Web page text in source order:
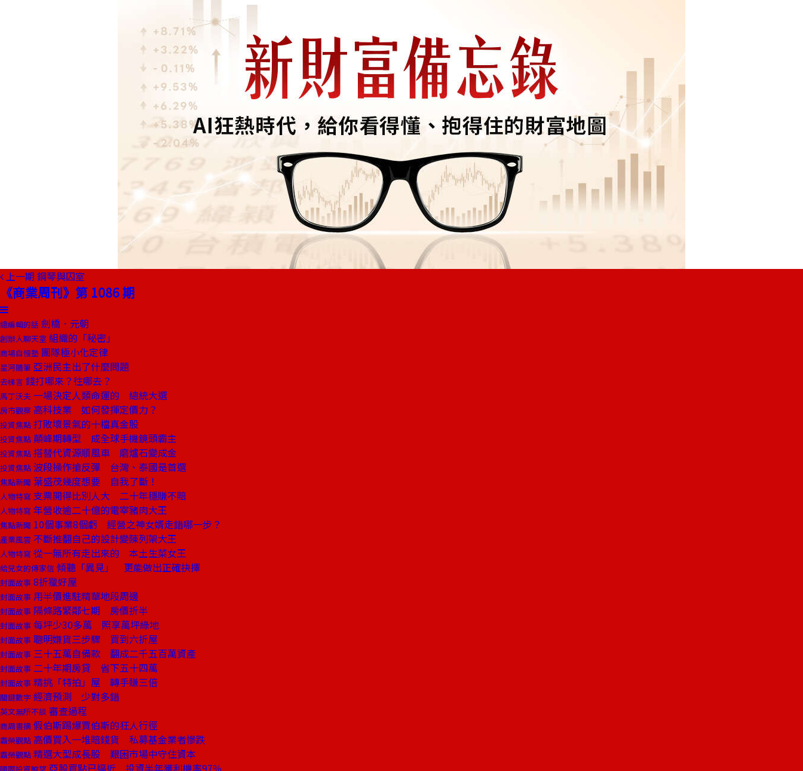
上一期 鋼琴與囚室
《商業周刊》第 1086 期
總編輯的話 劍橋．元朝
創辦人聊天室 組織的「秘密」
商場自慢塾 團隊極小化定律
星河隨筆 亞洲民主出了什麼問題
去梯言 錢打哪來？往哪去？
馬丁沃夫 一場決定人類命運的 總統大選
房市觀察 高科技業 如何發揮定價力？
投資焦點 打敗壞景氣的十檔真金股
投資焦點 顛峰期轉型 成全球手機鏡頭霸主
投資焦點 搭替代資源順風車 磨爐石變成金
投資焦點 波段操作搶反彈 台灣、泰國是首選
焦點新聞 葉盛茂幾度想要 自我了斷！
人物特寫 支票開得比別人大 二十年穩賺不賠
人物特寫 年營收逾二十億的電宰豬肉大王
焦點新聞 10個事業8個虧 經營之神女婿走錯哪一步？
產業風雲 不斷推翻自己的設計變陳列架大王
人物特寫 從一無所有走出來的 本土生菜女王
給兒女的傳家信 傾聽「異見」 更能做出正確抉擇
封面故事 8折獵好屋
封面故事 用半價進駐精華地段周邊
封面故事 隔條路緊鄰七期 房價折半
封面故事 每坪少30多萬 照享萬坪綠地
封面故事 聰明嫌貨三步驟 買到六折屋
封面故事 三十五萬自備款 翻成二千五百萬資產
封面故事 二十年期房貸 省下五十四萬
封面故事 精挑「特拍」屋 轉手賺三倍
關鍵數字 經濟預測 少對多錯
英文無所不談 審查過程
商周書摘 假伯斯踢爆賈伯斯的狂人行徑
霸榮觀點 高價買入一堆賠錢貨 私募基金業者慘跌
霸榮觀點 精選大型成長股 艱困市場中守住資本
亞股買點已逼近 投資半年獲利機率97％